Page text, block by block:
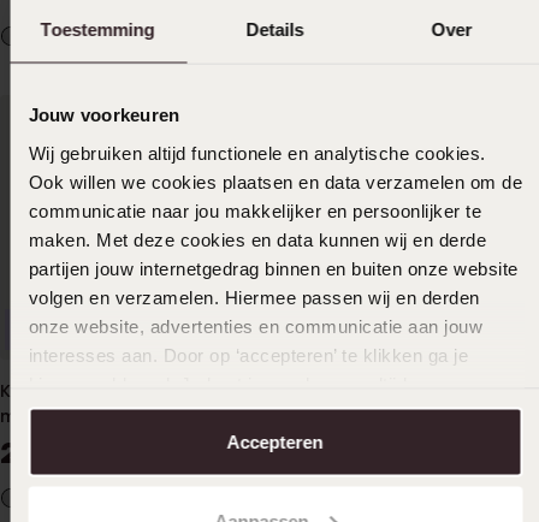
Toestemming Details Over
Jouw voorkeuren
Wij gebruiken altijd functionele en analytische cookies.
Ook willen we cookies plaatsen en data verzamelen om de
communicatie naar jou makkelijker en persoonlijker te
maken. Met deze cookies en data kunnen wij en derde
partijen jouw internetgedrag binnen en buiten onze website
volgen en verzamelen. Hiermee passen wij en derden
onze website, advertenties en communicatie aan jouw
interesses aan. Door op ‘accepteren’ te klikken ga je
aanpassen. Lees er meer over in onscookiebeleid.
Accepteren
Kinderarmband aus Edelstahl
mit hellrosa Kristall
24
Anpassbar
mit lila Kristall
2499
Anpassbar